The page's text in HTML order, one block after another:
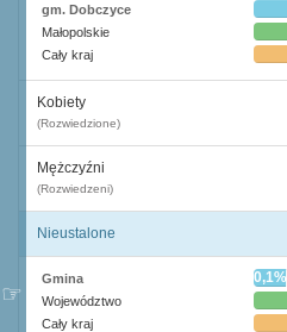
gm. Dobczyce
Małopolskie
Cały kraj
Kobiety
(Rozwiedzione)
Mężczyźni
(Rozwiedzeni)
Nieustalone
Gmina 0,1%
Województwo
Cały kraj